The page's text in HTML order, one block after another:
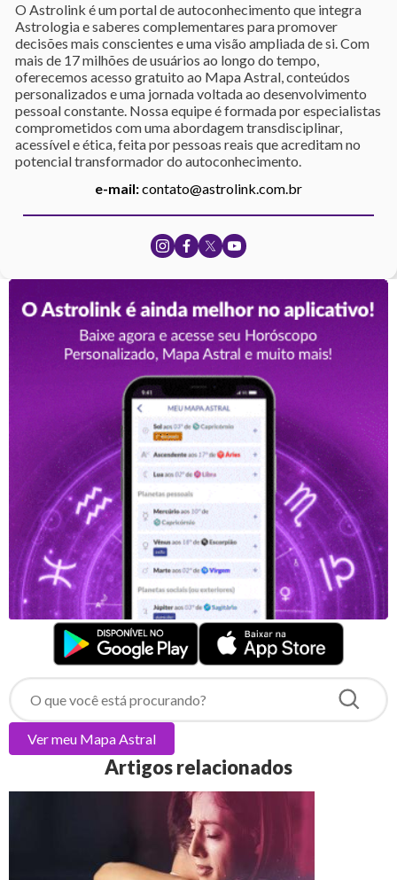
O Astrolink é um portal de autoconhecimento que integra
Astrologia e saberes complementares para promover
decisões mais conscientes e uma visão ampliada de si. Com
mais de 17 milhões de usuários ao longo do tempo,
oferecemos acesso gratuito ao Mapa Astral, conteúdos
personalizados e uma jornada voltada ao desenvolvimento
pessoal constante. Nossa equipe é formada por especialistas
comprometidos com uma abordagem transdisciplinar,
acessível e ética, feita por pessoas reais que acreditam no
potencial transformador do autoconhecimento.
e-mail:contato@astrolink.com.br
Ver meu Mapa Astral
Artigos relacionados